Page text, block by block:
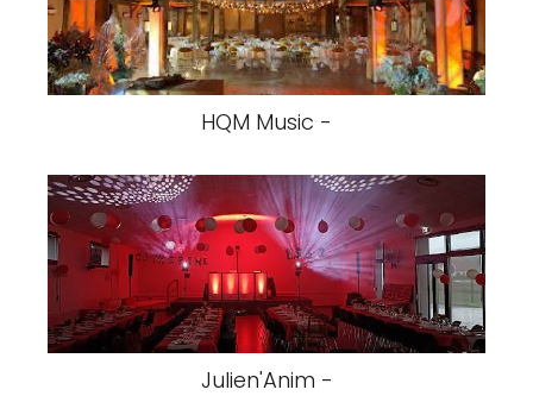
HQM Music -
Julien'Anim -